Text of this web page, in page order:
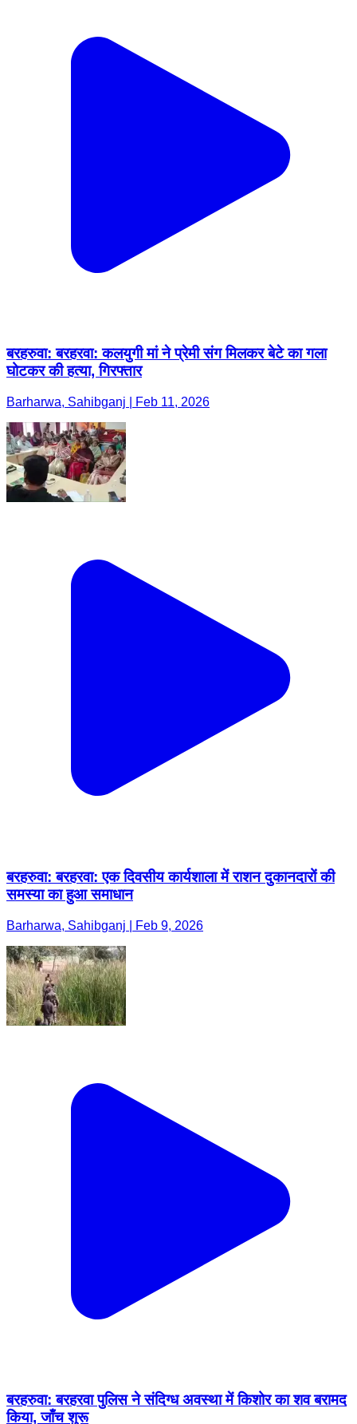
बरहरुवा: बरहरवा: कलयुगी मां ने प्रेमी संग मिलकर बेटे का गला
घोटकर की हत्या, गिरफ्तार
Barharwa, Sahibganj | Feb 11, 2026
बरहरुवा: बरहरवा: एक दिवसीय कार्यशाला में राशन दुकानदारों की
समस्या का हुआ समाधान
Barharwa, Sahibganj | Feb 9, 2026
बरहरुवा: बरहरवा पुलिस ने संदिग्ध अवस्था में किशोर का शव बरामद
किया, जाँच शुरू